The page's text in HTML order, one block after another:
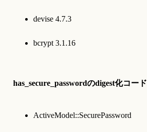
devise 4.7.3
bcrypt 3.1.16
has_secure_passwordのdigest化コード